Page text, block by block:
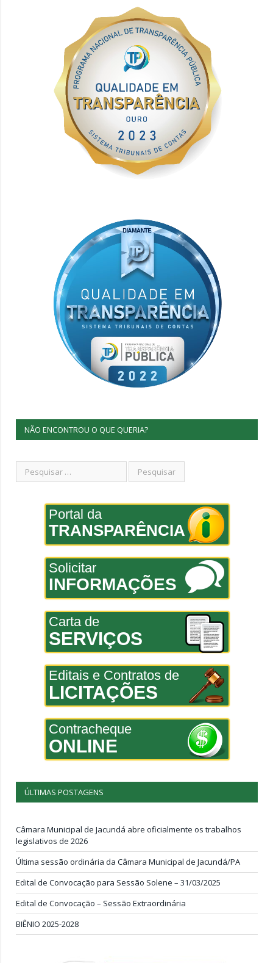
NÃO ENCONTROU O QUE QUERIA?
Portal da
TRANSPARÊNCIA
Solicitar
INFORMAÇÕES
Carta de
SERVIÇOS
Editais e Contratos de
LICITAÇÕES
Contracheque
ONLINE
ÚLTIMAS POSTAGENS
Câmara Municipal de Jacundá abre oficialmente os trabalhos
legislativos de 2026
Última sessão ordinária da Câmara Municipal de Jacundá/PA
Edital de Convocação para Sessão Solene – 31/03/2025
Edital de Convocação – Sessão Extraordinária
BIÊNIO 2025-2028